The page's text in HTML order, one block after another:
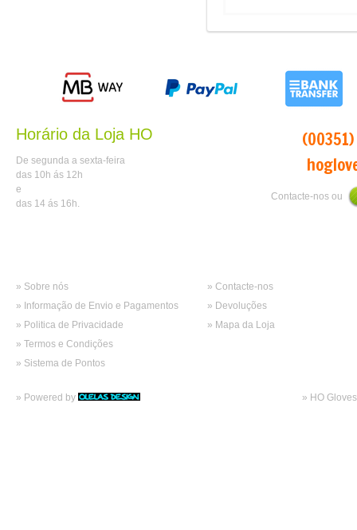
Horário da Loja HO
De segunda a sexta-feira
das 10h ás 12h
e
das 14 ás 16h.
Contacte-nos ou
» Sobre nós
» Informação de Envio e Pagamentos
» Politica de Privacidade
» Termos e Condições
» Sistema de Pontos
» Contacte-nos
» Devoluções
» Mapa da Loja
» Powered by » HO